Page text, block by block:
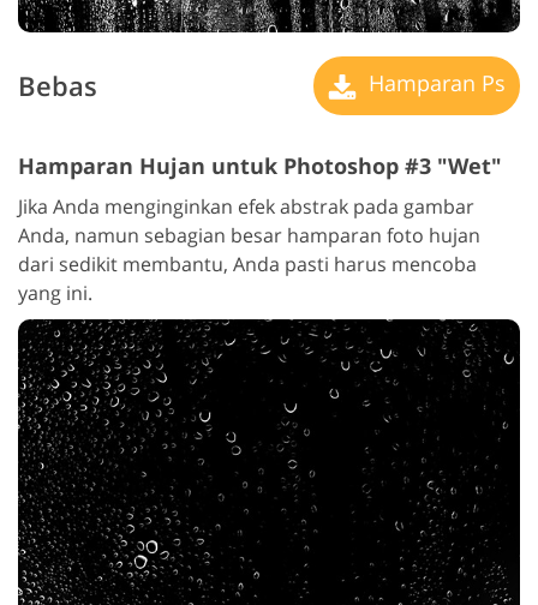
Bebas Hamparan Ps
Hamparan Hujan untuk Photoshop #3 "Wet"
Jika Anda menginginkan efek abstrak pada gambar
Anda, namun sebagian besar hamparan foto hujan
dari sedikit membantu, Anda pasti harus mencoba
yang ini.